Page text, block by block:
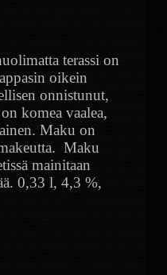
terassi on
oikein
onnistunut,
komea vaalea,
Maku on
Maku
mainitaan
0,33 l, 4,3 %,